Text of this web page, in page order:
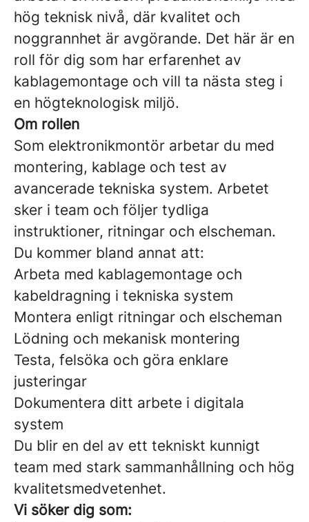
hög teknisk nivå, där kvalitet och
noggrannhet är avgörande. Det här är en
roll för dig som har erfarenhet av
kablagemontage och vill ta nästa steg i
en högteknologisk miljö.
Om rollen
Som elektronikmontör arbetar du med
montering, kablage och test av
avancerade tekniska system. Arbetet
sker i team och följer tydliga
instruktioner, ritningar och elscheman.
Du kommer bland annat att:
Arbeta med kablagemontage och
kabeldragning i tekniska system
Montera enligt ritningar och elscheman
Lödning och mekanisk montering
Testa, felsöka och göra enklare
justeringar
Dokumentera ditt arbete i digitala
system
Du blir en del av ett tekniskt kunnigt
team med stark sammanhållning och hög
kvalitetsmedvetenhet.
Vi söker dig som: